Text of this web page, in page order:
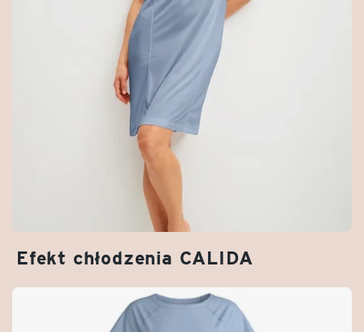
Efekt chłodzenia CALIDA